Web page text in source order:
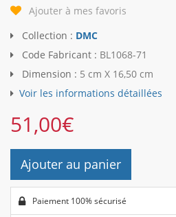
Ajouter à mes favoris
Collection : DMC
Code Fabricant : BL1068-71
Dimension : 5 cm X 16,50 cm
Voir les informations détaillées
51,00€
Ajouter au panier
Paiement 100% sécurisé